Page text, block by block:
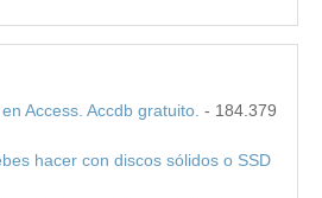
Access. Accdb gratuito. - 184.379
hacer con discos sólidos o SSD